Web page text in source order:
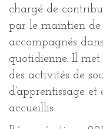
chargé de
par le maintien de
accompagnés
quotidienne. Il met
des activités de
d’apprentissage
accueillis.